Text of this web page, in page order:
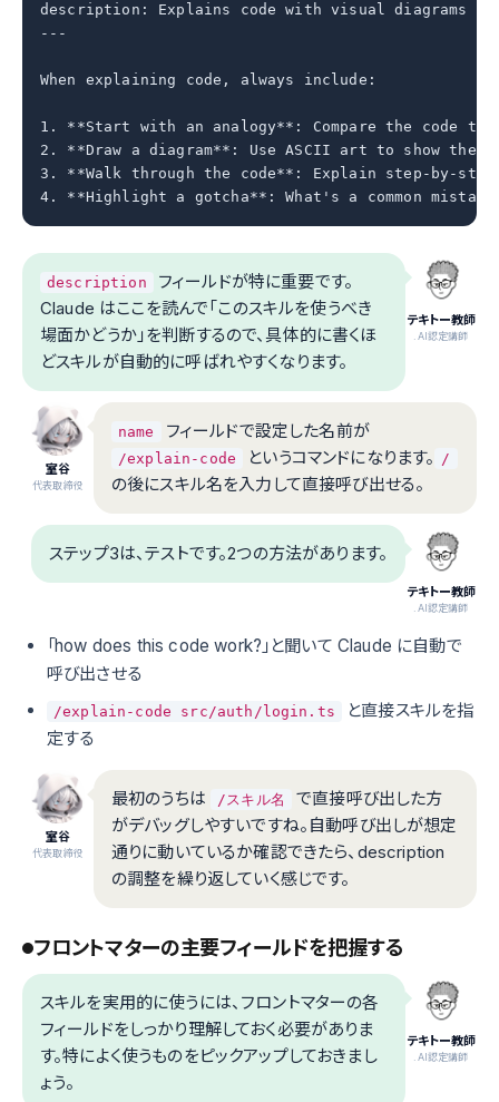
description: Explains code with visual diagrams
---
When explaining code, always include:
1. **Start with an analogy**: Compare the code to
2. **Draw a diagram**: Use ASCII art to show
3. **Walk through the code**: Explain step-by-step
4. **Highlight a gotcha**: What's a common mistake
テキトー教師
.AI認定講師
description
フィールドが特に重要です。
Claude はここを読んで「このスキルを使うべき
場面かどうか」を判断するので、具体的に書くほ
どスキルが自動的に呼ばれやすくなります。
室谷
代表取締役
name フィールドで設定した名前が
/explain-code というコマンドになります。 /
の後にスキル名を入力して直接呼び出せる。
テキトー教師
.AI認定講師
ステップ3は、テストです。2つの方法があります。
「how does this code work?」と聞いて Claude に自動で
呼び出させる
/explain-code src/auth/login.ts
と直接スキルを指
定する
室谷
代表取締役
最初のうちは /スキル名
で直接呼び出した方
がデバッグしやすいですね。自動呼び出しが想定
通りに動いているか確認できたら、description
の調整を繰り返していく感じです。
フロントマターの主要フィールドを把握する
テキトー教師
.AI認定講師
スキルを実用的に使うには、フロントマターの各
フィールドをしっかり理解しておく必要がありま
す。特によく使うものをピックアップしておきまし
ょう。